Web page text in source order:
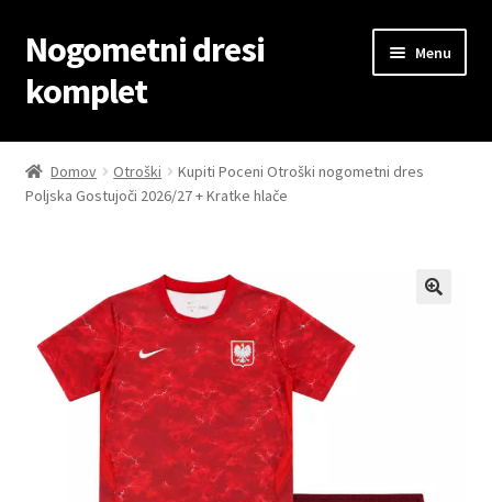
Skip
to
navigation
Skip
to
content
Nogometni dresi
komplet
Menu
Domov
Blog
Košarica
Moj račun
Zaključek nakupa
Domov Otroški
Kupiti Poceni Otroški nogometni dres
Poljska Gostujoči 2026/27 + Kratke hlače